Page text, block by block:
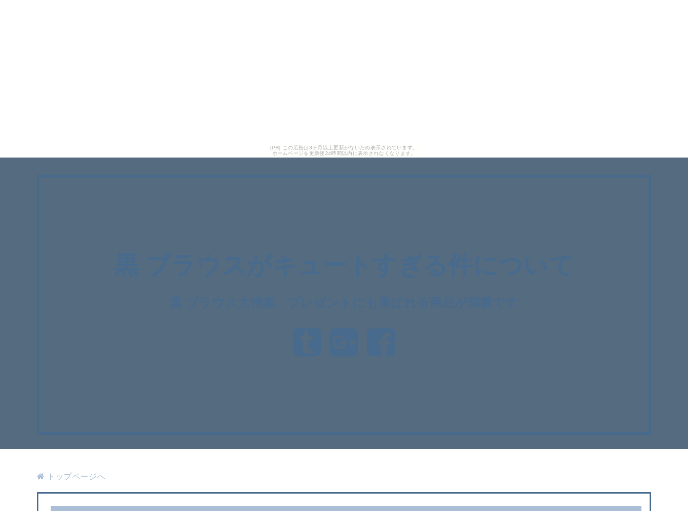
[PR] この広告は3ヶ月以上更新がないため表示されています。
ホームページを更新後24時間以内に表示されなくなります。
トップページへ